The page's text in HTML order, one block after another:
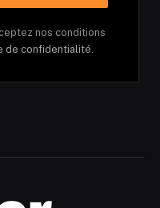
nos conditions
de confidentialité.